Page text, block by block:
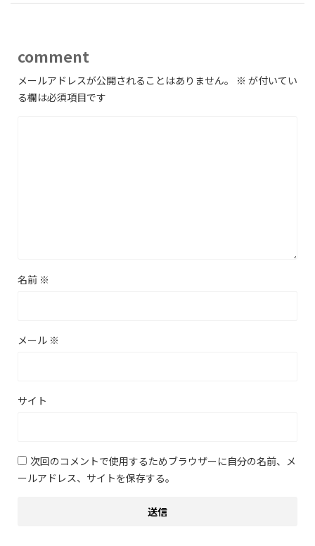
comment
メールアドレスが公開されることはありません。 ※ が付いてい
る欄は必須項目です
名前 ※
メール ※
サイト
次回のコメントで使用するためブラウザーに自分の名前、メ
ールアドレス、サイトを保存する。